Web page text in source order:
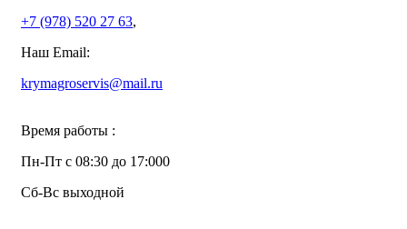
+7 (978) 520 27 63,
Наш Email:
krymagroservis@mail.ru
Время работы :
Пн-Пт с 08:30 до 17:000
Сб-Вс выходной